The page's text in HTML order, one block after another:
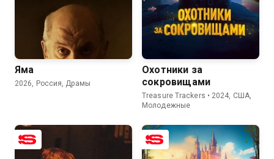
4.8
Яма
2026, Россия, Драмы
7.2 5.6
Охотники за
сокровищами
Treasure Trackers • 2024, США,
Молодежные